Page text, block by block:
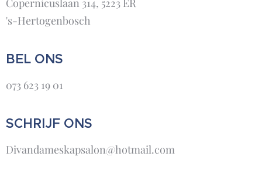
Copernicuslaan 314, 5223 ER
's-Hertogenbosch
BEL ONS
073 623 19 01
SCHRIJF ONS
Divandameskapsalon@hotmail.com